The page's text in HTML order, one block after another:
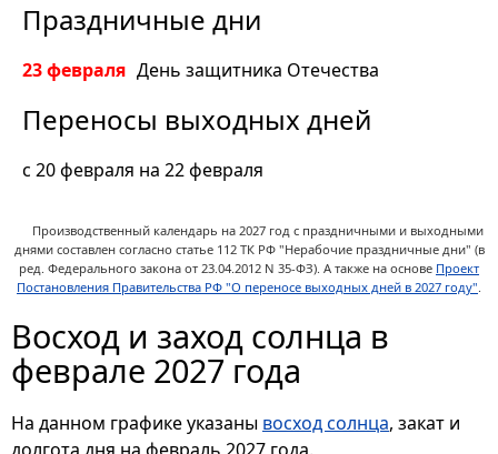
Праздничные дни
23 февраля День защитника Отечества
Переносы выходных дней
c 20 февраля на 22 февраля
Производственный календарь на 2027 год с праздничными и выходными
днями составлен согласно статье 112 ТК РФ "Нерабочие праздничные дни" (в
ред. Федерального закона от 23.04.2012 N 35-ФЗ). А также на основе Проект
Постановления Правительства РФ "О переносе выходных дней в 2027 году".
Восход и заход солнца в
феврале 2027 года
На данном графике указаны восход солнца, закат и